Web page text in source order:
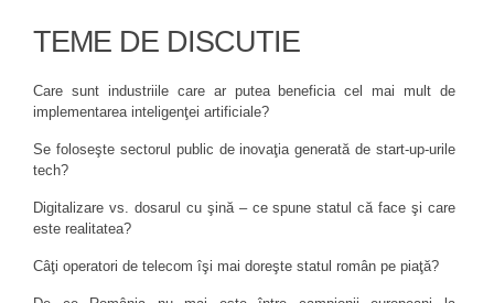
TEME DE DISCUTIE
Care sunt industriile care ar putea beneficia cel mai mult de
implementarea inteligenţei artificiale?
Se foloseşte sectorul public de inovaţia generată de start-up-urile
tech?
Digitalizare vs. dosarul cu şină – ce spune statul că face şi care
este realitatea?
Câţi operatori de telecom îşi mai doreşte statul român pe piaţă?